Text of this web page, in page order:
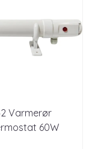
Varmerør
60W